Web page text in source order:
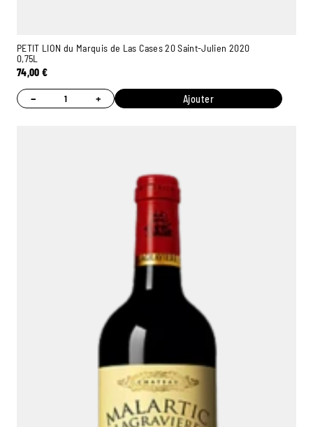
PETIT LION du Marquis de Las Cases 20 Saint-Julien 2020
0,75L
74,00€
− + Ajouter